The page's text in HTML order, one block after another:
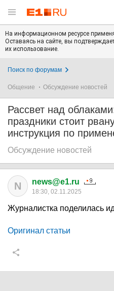
На информационном ресурсе
Оставаясь на сайте, вы
их использование.
Поиск по форумам
Общение Обсуждение новостей
Рассвет над
праздники стоит
инструкция по
Обсуждение новостей
N news@e1.ru
18:30, 02.11.2025
Журналистка поделилась
Оригинал статьи